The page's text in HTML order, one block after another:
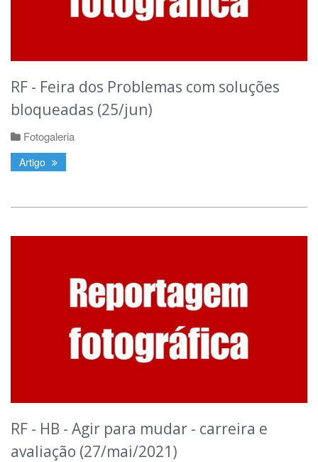
RF - Feira dos Problemas com soluções
bloqueadas (25/jun)
Fotogaleria
Artigo
RF - HB - Agir para mudar - carreira e
avaliação (27/mai/2021)